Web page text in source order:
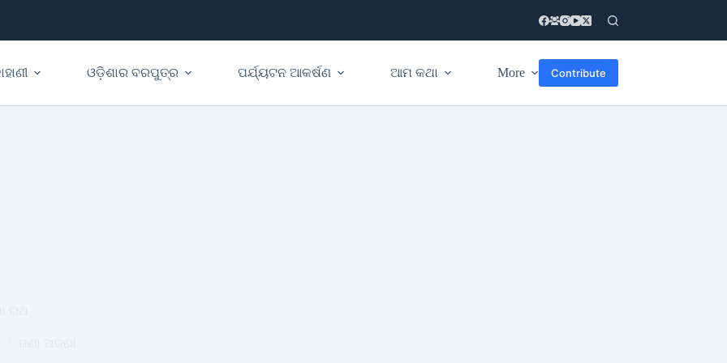
ଓଡ଼ିଶାର ବରପୁତ୍ର ପର୍ଯ୍ୟଟନ ଆକର୍ଷଣ ଆମ କଥା More Contribute